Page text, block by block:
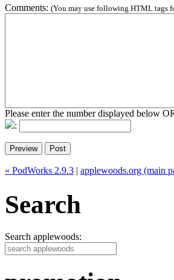
Comments: (You may use following HTML tags
Please enter the number displayed below
:
« PodWorks 2.9.3 applewoods.org (main
Search
Search applewoods: